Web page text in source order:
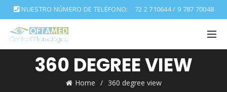
NUESTRO NÚMERO DE TELÉFONO: 72 2 710644 / 9 787 70048
360 DEGREE VIEW
Home 360 degree view